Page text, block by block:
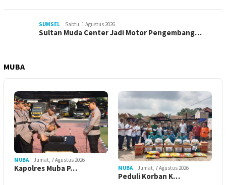
SUMSEL Sabtu, 1 Agustus 2026
Sultan Muda Center Jadi Motor Pengembang…
MUBA
MUBA Jumat, 7 Agustus 2026
Kapolres Muba P… MUBA Jumat, 7 Agustus 2026
Peduli Korban K…